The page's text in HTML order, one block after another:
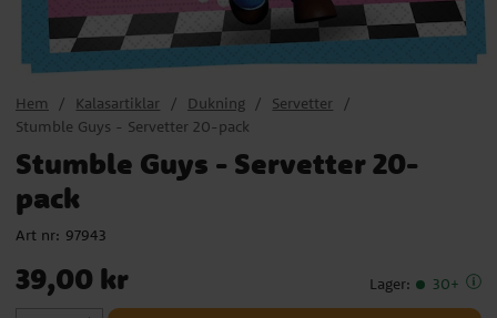
Hem Kalasartiklar Dukning
Servetter
Stumble Guys - Servetter 20-pack
Stumble Guys - Servetter 20-
pack
Art nr: 97943
Pris: 39,00 kr
39,00 kr Lager: 30+